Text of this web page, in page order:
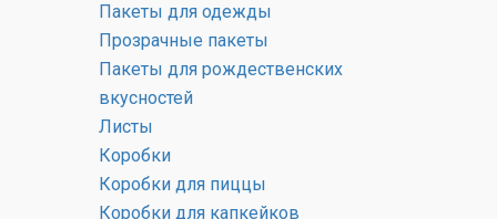
Пакеты для одежды
Прозрачные пакеты
Пакеты для рождественских
вкусностей
Листы
Коробки
Коробки для пиццы
Коробки для капкейков